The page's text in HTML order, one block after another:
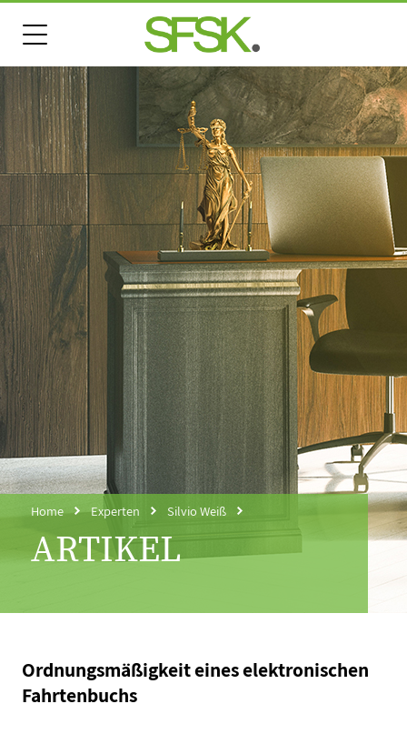
Home Experten Silvio Weiß
ARTIKEL
Ordnungsmäßigkeit eines elektronischen
Fahrtenbuchs